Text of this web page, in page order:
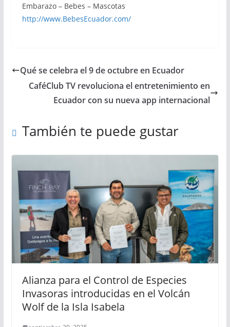
Embarazo – Bebes – Mascotas
http://www.BebesEcuador.com/
Qué se celebra el 9 de octubre en Ecuador
CaféClub TV revoluciona el entretenimiento en
Ecuador con su nueva app internacional
También te puede gustar
Alianza para el Control de Especies
Invasoras introducidas en el Volcán
Wolf de la Isla Isabela